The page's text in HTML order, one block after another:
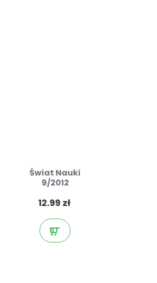
Świat Nauki
9/2012
12.99 zł